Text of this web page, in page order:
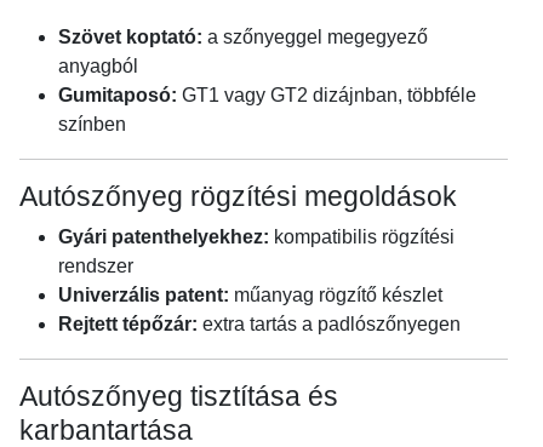
Szövet koptató: a szőnyeggel megegyező
anyagból
Gumitaposó: GT1 vagy GT2 dizájnban, többféle
színben
Autószőnyeg rögzítési megoldások
Gyári patenthelyekhez: kompatibilis rögzítési
rendszer
Univerzális patent: műanyag rögzítő készlet
Rejtett tépőzár: extra tartás a padlószőnyegen
Autószőnyeg tisztítása és
karbantartása